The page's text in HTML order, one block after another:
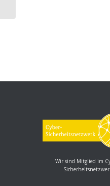
Wir sind Mitglied im